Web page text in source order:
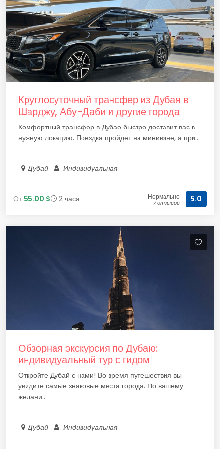
Круглосуточный трансфер из Дубая в
Шарджу, Абу-Даби и другие города
Комфортный трансфер в Дубае быстро доставит вас в
нужную локацию. Поездка пройдет на минивэне, а при...
Дубай Индивидуальная
От 55.00 $ 2 часа Нормально
7 отзывов 5.0
Обзорная экскурсия по Дубаю:
индивидуальный тур с гидом
Откройте Дубай с нами! Во время путешествия вы
увидите самые знаковые места города. По вашему
желани...
Дубай Индивидуальная